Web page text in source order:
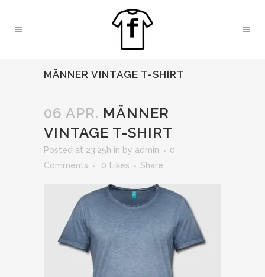
MÄNNER VINTAGE T-SHIRT
06 APR. MÄNNER
VINTAGE T-SHIRT
Posted at 23:25h in by admin
0
Comments
0 Likes Share